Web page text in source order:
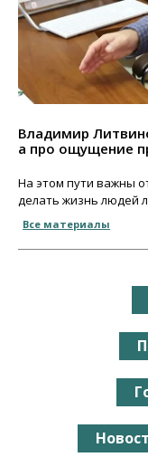
Владимир
а про ощущение
На этом пути важны
делать жизнь людей
Все материалы